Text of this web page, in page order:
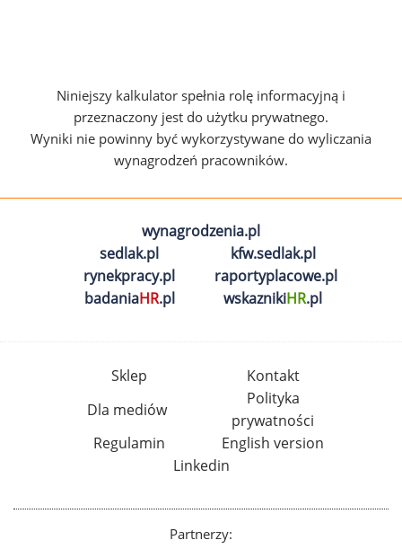
Niniejszy kalkulator spełnia rolę informacyjną i
przeznaczony jest do użytku prywatnego.
Wyniki nie powinny być wykorzystywane do wyliczania
wynagrodzeń pracowników.
wynagrodzenia.pl
sedlak.pl
kfw.sedlak.pl
rynekpracy.pl
raportyplacowe.pl
badaniaHR.pl wskaznikiHR.pl
Sklep
Kontakt
Dla mediów
Polityka
prywatności
Regulamin
English version
Linkedin
Partnerzy: